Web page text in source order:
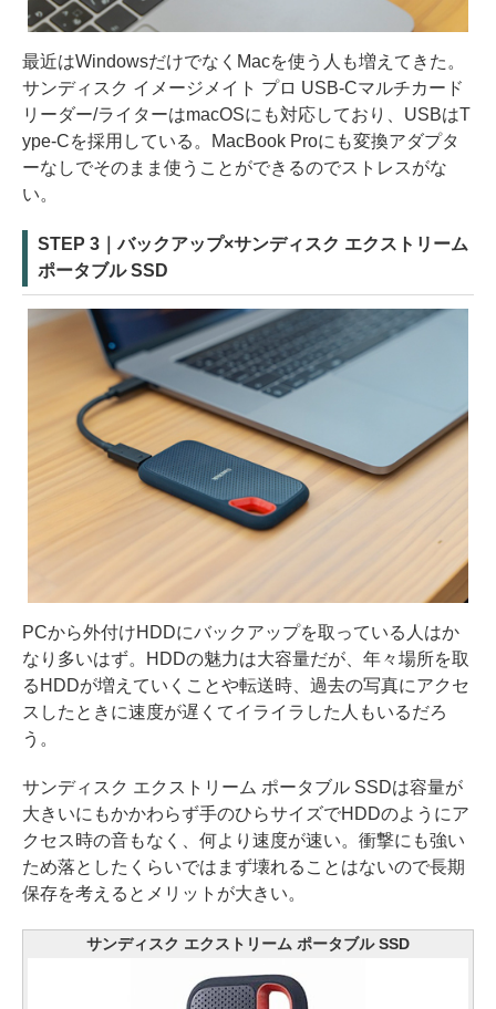
最近はWindowsだけでなくMacを使う人も増えてきた。
サンディスク イメージメイト プロ USB-Cマルチカード
リーダー/ライターはmacOSにも対応しており、USBはT
ype-Cを採用している。MacBook Proにも変換アダプタ
ーなしでそのまま使うことができるのでストレスがな
い。
STEP 3｜バックアップ×サンディスク エクストリーム
ポータブル SSD
PCから外付けHDDにバックアップを取っている人はか
なり多いはず。HDDの魅力は大容量だが、年々場所を取
るHDDが増えていくことや転送時、過去の写真にアクセ
スしたときに速度が遅くてイライラした人もいるだろ
う。
サンディスク エクストリーム ポータブル SSDは容量が
大きいにもかかわらず手のひらサイズでHDDのようにア
クセス時の音もなく、何より速度が速い。衝撃にも強い
ため落としたくらいではまず壊れることはないので長期
保存を考えるとメリットが大きい。
サンディスク エクストリーム ポータブル SSD